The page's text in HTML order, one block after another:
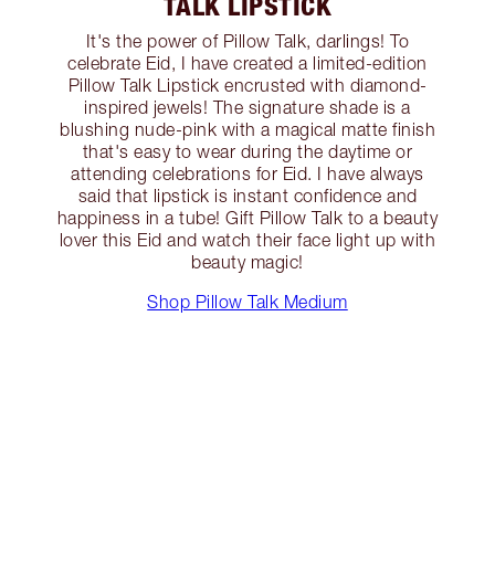
It's the power of Pillow Talk, darlings! To
celebrate Eid, I have created a limited-edition
Pillow Talk Lipstick encrusted with diamond-
inspired jewels! The signature shade is a
blushing nude-pink with a magical matte finish
that's easy to wear during the daytime or
attending celebrations for Eid. I have always
said that lipstick is instant confidence and
happiness in a tube! Gift Pillow Talk to a beauty
lover this Eid and watch their face light up with
beauty magic!
Shop Pillow Talk Medium